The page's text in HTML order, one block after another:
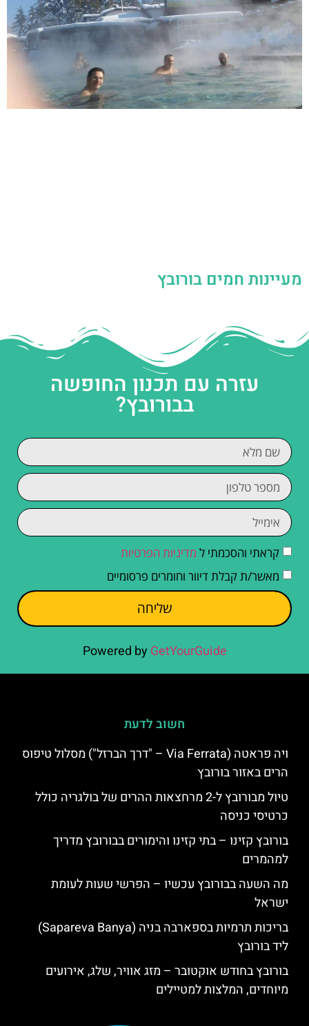
מעיינות חמים בורובץ
עזרה עם תכנון החופשה
בבורובץ?
קראתי והסכמתי ל מדיניות הפרטיות
מאשר/ת קבלת דיוור וחומרים פרסומיים
שליחה
Powered by GetYourGuide
חשוב לדעת
ויה פראטה (Via Ferrata – "דרך הברזל") מסלול טיפוס
הרים באזור בורובץ
טיול מבורובץ ל-2 מרחצאות ההרים של בולגריה כולל
כרטיסי כניסה
בורובץ קזינו – בתי קזינו והימורים בבורובץ מדריך
למהמרים
מה השעה בבורובץ עכשיו – הפרשי שעות לעומת
ישראל
בריכות תרמיות בספארבה בניה (Sapareva Banya)
ליד בורובץ
בורובץ בחודש אוקטובר – מזג אוויר, שלג, אירועים
מיוחדים, המלצות למטיילים